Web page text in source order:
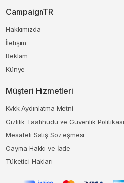
CampaignTR
Hakkımızda
İletişim
Reklam
Künye
Müşteri Hizmetleri
Kvkk Aydınlatma Metni
Gizlilik Taahhüdü ve Güvenlik Politikası
Mesafeli Satış Sözleşmesi
Cayma Hakkı ve İade
Tüketici Hakları